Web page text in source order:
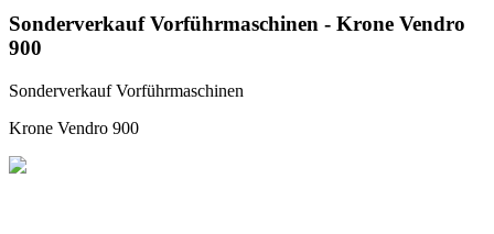
Sonderverkauf Vorführmaschinen - Krone Vendro
900
Sonderverkauf Vorführmaschinen
Krone Vendro 900